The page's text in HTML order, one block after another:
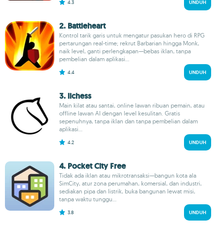
4.3 UNDUH
2. Battleheart
Kontrol tarik garis untuk mengatur pasukan hero di RPG
pertarungan real-time; rekrut Barbarian hingga Monk,
naik level, ganti perlengkapan—bebas iklan, tanpa
pembelian dalam aplikasi...
4.4 UNDUH
3. lichess
Main kilat atau santai, online lawan ribuan pemain, atau
offline lawan AI dengan level kesulitan. Gratis
sepenuhnya, tanpa iklan dan tanpa pembelian dalam
aplikasi...
4.2 UNDUH
4. Pocket City Free
Tidak ada iklan atau mikrotransaksi—bangun kota ala
SimCity, atur zona perumahan, komersial, dan industri,
sediakan pipa dan listrik, buka bangunan lewat misi,
tanpa waktu tunggu...
3.8 UNDUH